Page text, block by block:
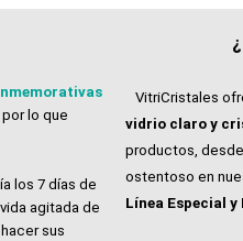
por lo que
los 7 días de
agitada de
sus
VitriCristales
vidrio claro y
productos, desde
ostentoso en
Línea Especial y